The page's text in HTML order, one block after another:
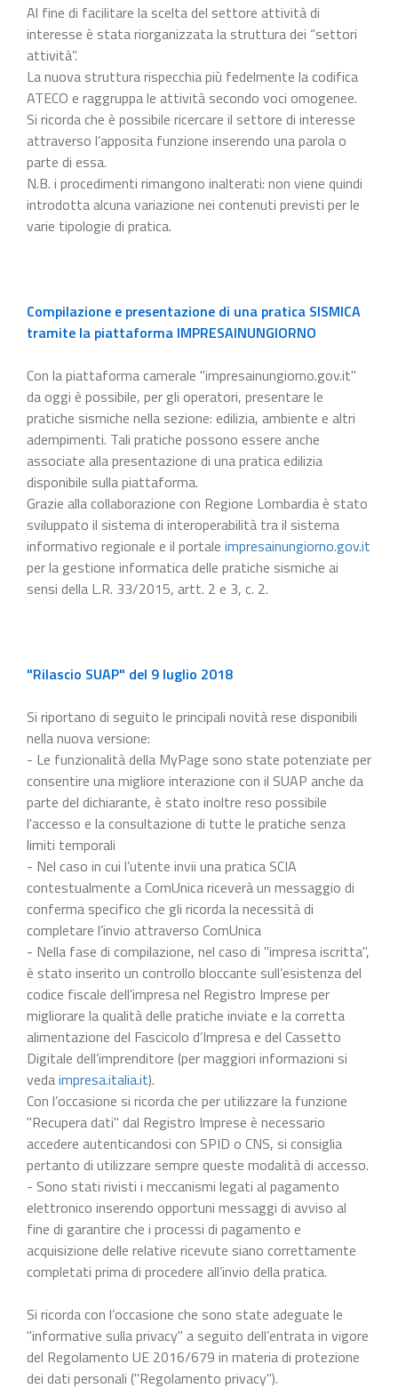
Al fine di facilitare la scelta del settore attività di
interesse è stata riorganizzata la struttura dei “settori
attività”.
La nuova struttura rispecchia più fedelmente la codifica
ATECO e raggruppa le attività secondo voci omogenee.
Si ricorda che è possibile ricercare il settore di interesse
attraverso l’apposita funzione inserendo una parola o
parte di essa.
N.B. i procedimenti rimangono inalterati: non viene quindi
introdotta alcuna variazione nei contenuti previsti per le
varie tipologie di pratica.
Compilazione e presentazione di una pratica SISMICA
tramite la piattaforma IMPRESAINUNGIORNO
Con la piattaforma camerale "impresainungiorno.gov.it"
da oggi è possibile, per gli operatori, presentare le
pratiche sismiche nella sezione: edilizia, ambiente e altri
adempimenti. Tali pratiche possono essere anche
associate alla presentazione di una pratica edilizia
disponibile sulla piattaforma.
Grazie alla collaborazione con Regione Lombardia è stato
sviluppato il sistema di interoperabilità tra il sistema
informativo regionale e il portale impresainungiorno.gov.it
per la gestione informatica delle pratiche sismiche ai
sensi della L.R. 33/2015, artt. 2 e 3, c. 2.
"Rilascio SUAP" del 9 luglio 2018
Si riportano di seguito le principali novità rese disponibili
nella nuova versione:
- Le funzionalità della MyPage sono state potenziate per
consentire una migliore interazione con il SUAP anche da
parte del dichiarante, è stato inoltre reso possibile
l'accesso e la consultazione di tutte le pratiche senza
limiti temporali
- Nel caso in cui l’utente invii una pratica SCIA
contestualmente a ComUnica riceverà un messaggio di
conferma specifico che gli ricorda la necessità di
completare l’invio attraverso ComUnica
- Nella fase di compilazione, nel caso di "impresa iscritta",
è stato inserito un controllo bloccante sull’esistenza del
codice fiscale dell’impresa nel Registro Imprese per
migliorare la qualità delle pratiche inviate e la corretta
alimentazione del Fascicolo d’Impresa e del Cassetto
Digitale dell’imprenditore (per maggiori informazioni si
vedaimpresa.italia.it).
Con l’occasione si ricorda che per utilizzare la funzione
"Recupera dati" dal Registro Imprese è necessario
accedere autenticandosi con SPID o CNS, si consiglia
pertanto di utilizzare sempre queste modalità di accesso.
- Sono stati rivisti i meccanismi legati al pagamento
elettronico inserendo opportuni messaggi di avviso al
fine di garantire che i processi di pagamento e
acquisizione delle relative ricevute siano correttamente
completati prima di procedere all’invio della pratica.
Si ricorda con l’occasione che sono state adeguate le
"informative sulla privacy" a seguito dell’entrata in vigore
del Regolamento UE 2016/679 in materia di protezione
dei dati personali ("Regolamento privacy").